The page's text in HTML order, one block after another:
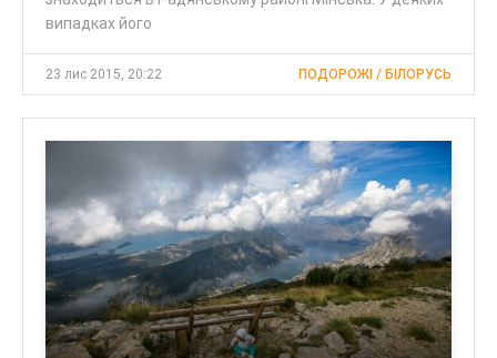
випадках його
23 лис 2015, 20:22 ПОДОРОЖІ / БІЛОРУСЬ